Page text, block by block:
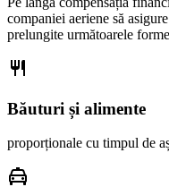
companiei aeriene să
prelungite următoarele
Băuturi și alimente
proporționale cu timpul de